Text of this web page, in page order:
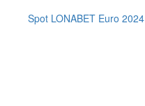
Spot LONABET Euro 2024